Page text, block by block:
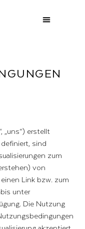
„uns“) erstellt
definiert, sind
zum
von
Link bzw. zum
unter
Die Nutzung